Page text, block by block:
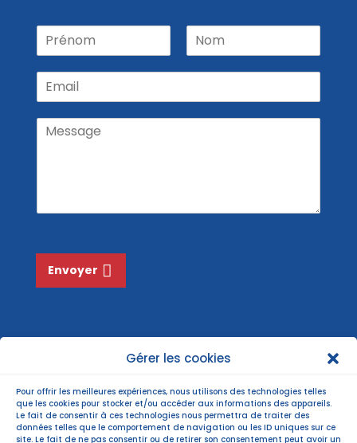
Gérer les cookies
Pour offrir les meilleures expériences, nous utilisons des technologies telles
que les cookies pour stocker et/ou accéder aux informations des appareils.
Le fait de consentir à ces technologies nous permettra de traiter des
données telles que le comportement de navigation ou les ID uniques sur ce
site. Le fait de ne pas consentir ou de retirer son consentement peut avoir un
P
P
r
n
N
o
E
m
M
e
Envoyer